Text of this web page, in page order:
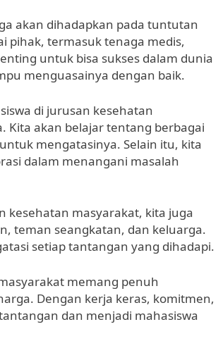
akan dihadapkan pada tuntutan
pihak, termasuk tenaga medis,
untuk bisa sukses dalam dunia
menguasainya dengan baik.
di jurusan kesehatan
Kita akan belajar tentang berbagai
mengatasinya. Selain itu, kita
dalam menangani masalah
kesehatan masyarakat, kita juga
teman seangkatan, dan keluarga.
setiap tantangan yang dihadapi.
memang penuh
Dengan kerja keras, komitmen,
dan menjadi mahasiswa